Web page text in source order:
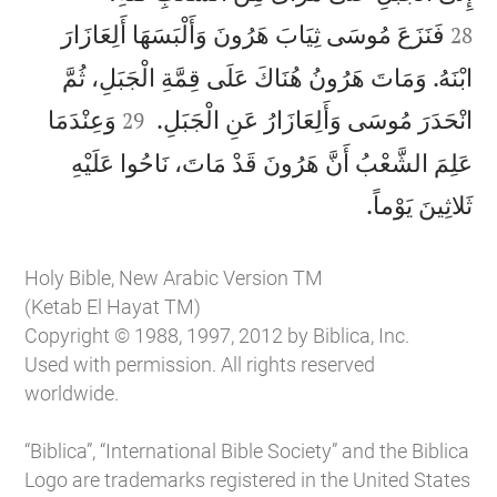
28 فَنَزَعَ مُوسَى ثِيَابَ هَرُونَ وَأَلْبَسَهَا أَلِعَازَارَ
ابْنَهُ. وَمَاتَ هَرُونُ هُنَاكَ عَلَى قِمَّةِ الْجَبَلِ، ثُمَّ
انْحَدَرَ مُوسَى وَأَلِعَازَارُ عَنِ الْجَبَلِ. 

29 وَعِنْدَمَا
عَلِمَ الشَّعْبُ أَنَّ هَرُونَ قَدْ مَاتَ، نَاحُوا عَلَيْهِ
ثَلاثِينَ يَوْماً.
Holy Bible, New Arabic Version TM
(Ketab El Hayat TM)
Copyright © 1988, 1997, 2012 by Biblica, Inc.
Used with permission. All rights reserved
worldwide.
“Biblica”, “International Bible Society” and the Biblica
Logo are trademarks registered in the United States